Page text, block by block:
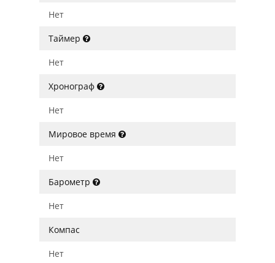
Нет
Таймер
Нет
Хронограф
Нет
Мировое время
Нет
Барометр
Нет
Компас
Нет